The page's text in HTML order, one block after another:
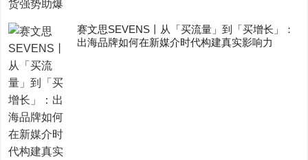
赛文思SEVENS丨从「买流量」到「买增长」：
出海品牌如何在新媒介时代构建真实影响力